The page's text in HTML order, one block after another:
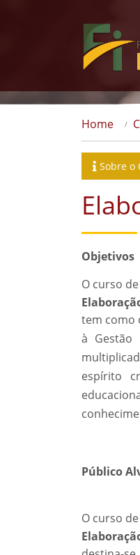
Home
Sobre o
Objetivos
O curso
tem como
à Gestão
espírito
Público
O curso